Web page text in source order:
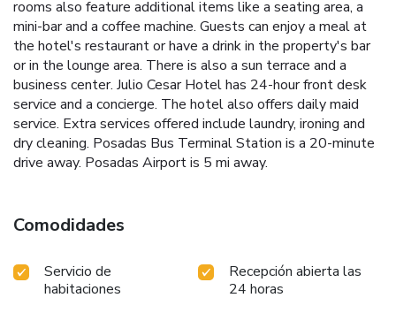
rooms also feature additional items like a seating area, a
mini-bar and a coffee machine. Guests can enjoy a meal at
the hotel's restaurant or have a drink in the property's bar
or in the lounge area. There is also a sun terrace and a
business center. Julio Cesar Hotel has 24-hour front desk
service and a concierge. The hotel also offers daily maid
service. Extra services offered include laundry, ironing and
dry cleaning. Posadas Bus Terminal Station is a 20-minute
drive away. Posadas Airport is 5 mi away.
Comodidades
Servicio de
habitaciones
Recepción abierta las
24 horas